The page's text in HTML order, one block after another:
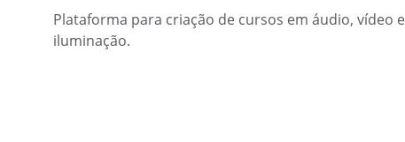
Plataforma para criação de cursos em áudio, vídeo e
iluminação.